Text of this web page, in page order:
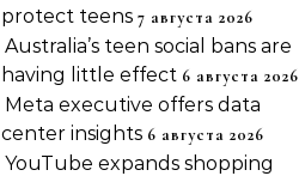
protect teens 7 августа 2026
Australia’s teen social bans are
having little effect 6 августа 2026
Meta executive offers data
center insights 6 августа 2026
YouTube expands shopping